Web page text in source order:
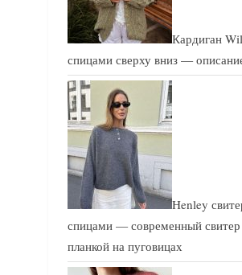
Кардиган
спицами сверху вниз —
Henley
спицами — современный свитер
планкой на пуговицах